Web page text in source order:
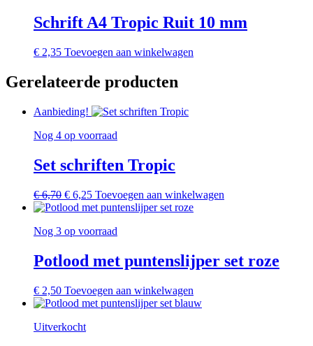
Schrift A4 Tropic Ruit 10 mm
€ 2,35 Toevoegen aan winkelwagen
Gerelateerde producten
Aanbieding!
Nog 4 op voorraad
Set schriften Tropic
€6,70 Oorspronkelijke
prijs
€ 6,70.
€ 6,25Huidige
prijs
€ 6,25.
Toevoegen aan winkelwagen
Nog 3 op voorraad
Potlood met puntenslijper set roze
€ 2,50 Toevoegen aan winkelwagen
Uitverkocht